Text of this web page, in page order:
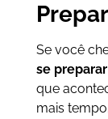
Se você
se preparar
que
mais